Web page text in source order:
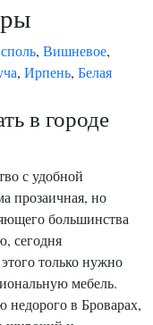
, Вишневое,
, Ирпень, Белая
в городе
с удобной
прозаичная, но
большинства
сегодня
только нужно
мебель.
недорого в Броварах,